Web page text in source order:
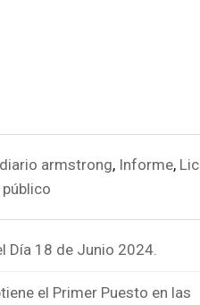
diario armstrong, Informe,
público
Día 18 de Junio 2024.
el Primer Puesto en las